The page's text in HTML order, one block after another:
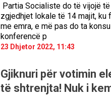
Partia Socialiste do të vijojë
zgjedhjet lokale të 14 majit,
me emra, e më pas do ta
konferencë p
23 Dhjetor 2022, 11:43
Gjiknuri për votimin
të shtrenjta! Nuk i